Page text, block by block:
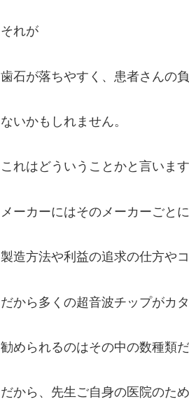
それが
歯石が落ちやすく、患者さんの
ないかもしれません。
これはどういうことかと言いま
メーカーにはそのメーカーごと
製造方法や利益の追求の仕方や
だから多くの超音波チップがカ
勧められるのはその中の数種類
だから、先生ご自身の医院のた